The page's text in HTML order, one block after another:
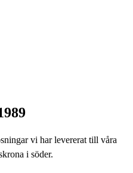
vi har levererat till våra
i söder.